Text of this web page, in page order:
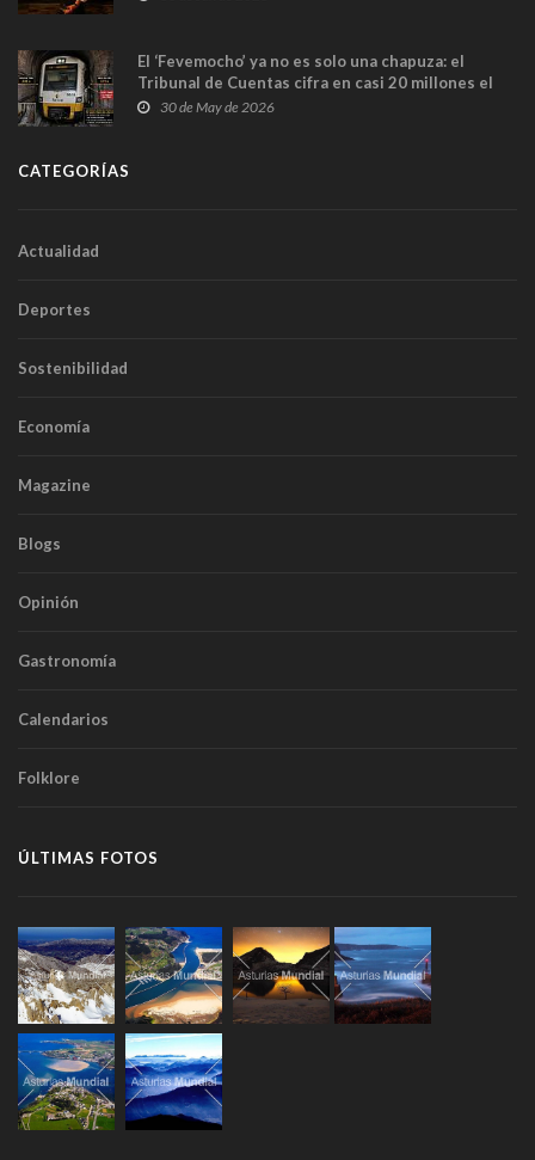
El ‘Fevemocho’ ya no es solo una chapuza: el
Tribunal de Cuentas cifra en casi 20 millones el
sobrecoste de los trenes que no cabían por los
30 de May de 2026
CATEGORÍAS
Actualidad
Deportes
Sostenibilidad
Economía
Magazine
Blogs
Opinión
Gastronomía
Calendarios
Folklore
ÚLTIMAS FOTOS